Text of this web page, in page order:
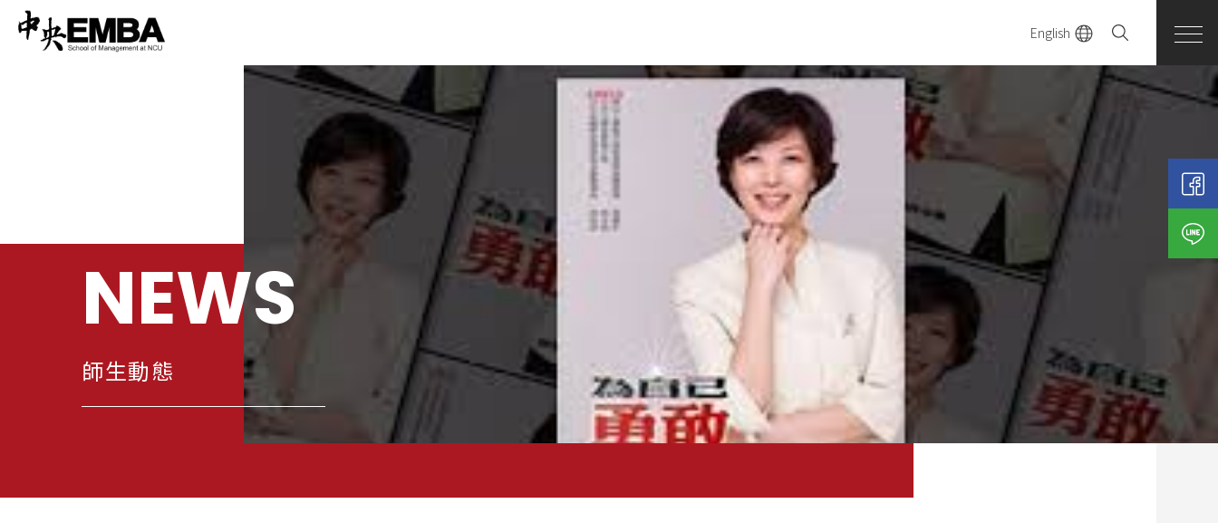
English
NEWS
師生動態